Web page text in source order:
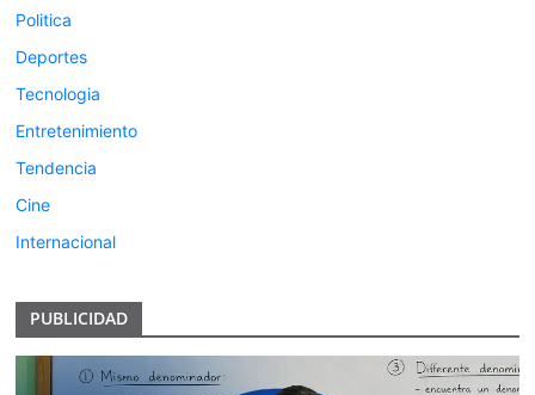
Politica
Deportes
Tecnologia
Entretenimiento
Tendencia
Cine
Internacional
PUBLICIDAD